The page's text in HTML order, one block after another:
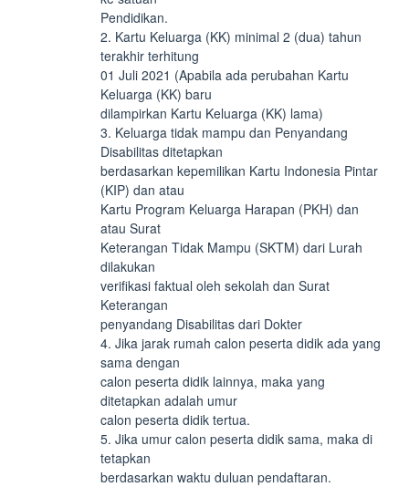
Pendidikan.
2. Kartu Keluarga (KK) minimal 2 (dua) tahun
terakhir terhitung
01 Juli 2021 (Apabila ada perubahan Kartu
Keluarga (KK) baru
dilampirkan Kartu Keluarga (KK) lama)
3. Keluarga tidak mampu dan Penyandang
Disabilitas ditetapkan
berdasarkan kepemilikan Kartu Indonesia Pintar
(KIP) dan atau
Kartu Program Keluarga Harapan (PKH) dan
atau Surat
Keterangan Tidak Mampu (SKTM) dari Lurah
dilakukan
verifikasi faktual oleh sekolah dan Surat
Keterangan
penyandang Disabilitas dari Dokter
4. Jika jarak rumah calon peserta didik ada yang
sama dengan
calon peserta didik lainnya, maka yang
ditetapkan adalah umur
calon peserta didik tertua.
5. Jika umur calon peserta didik sama, maka di
tetapkan
berdasarkan waktu duluan pendaftaran.